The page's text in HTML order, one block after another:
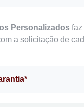
Personalizados
a solicitação de